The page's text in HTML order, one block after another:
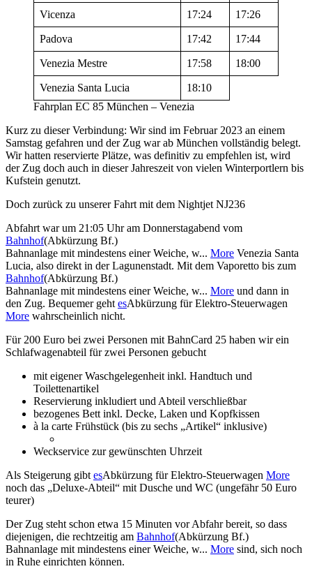
Vicenza 17:24 17:26
Padova 17:42 17:44
Venezia Mestre 17:58 18:00
Venezia Santa Lucia
18:10
Fahrplan EC 85 München – Venezia
Kurz zu dieser Verbindung: Wir sind im Februar 2023 an einem
Samstag gefahren und der Zug war ab München vollständig belegt.
Wir hatten reservierte Plätze, was definitiv zu empfehlen ist, wird
der Zug doch auch in dieser Jahreszeit von vielen Winterportlern bis
Kufstein genutzt.
Doch zurück zu unserer Fahrt mit dem Nightjet NJ236
Abfahrt war um 21:05 Uhr am Donnerstagabend vom
Bahnhof(Abkürzung Bf.)
Bahnanlage mit mindestens einer Weiche, w... More Venezia Santa
Lucia, also direkt in der Lagunenstadt. Mit dem Vaporetto bis zum
Bahnhof(Abkürzung Bf.)
Bahnanlage mit mindestens einer Weiche, w... More und dann in
den Zug. Bequemer geht esAbkürzung für Elektro-Steuerwagen
More wahrscheinlich nicht.
Für 200 Euro bei zwei Personen mit BahnCard 25 haben wir ein
Schlafwagenabteil für zwei Personen gebucht
mit eigener Waschgelegenheit inkl. Handtuch und
Toilettenartikel
Reservierung inkludiert und Abteil verschließbar
bezogenes Bett inkl. Decke, Laken und Kopfkissen
à la carte Frühstück (bis zu sechs „Artikel“ inklusive)
Weckservice zur gewünschten Uhrzeit
Als Steigerung gibt esAbkürzung für Elektro-Steuerwagen More
noch das „Deluxe-Abteil“ mit Dusche und WC (ungefähr 50 Euro
teurer)
Der Zug steht schon etwa 15 Minuten vor Abfahr bereit, so dass
diejenigen, die rechtzeitig am Bahnhof(Abkürzung Bf.)
Bahnanlage mit mindestens einer Weiche, w... More sind, sich noch
in Ruhe einrichten können.